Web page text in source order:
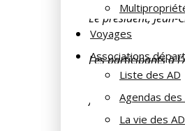
Voyages
Associations
Liste des AD
Agendas des
La vie des AD
Le président, Jean-
Les participants à
Autre vue des